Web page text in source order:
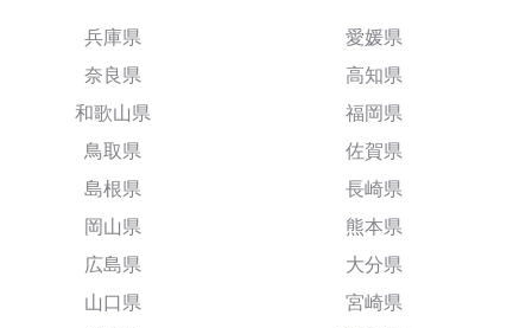
兵庫県
奈良県
和歌山県
鳥取県
島根県
岡山県
広島県
山口県
愛媛県
高知県
福岡県
佐賀県
長崎県
熊本県
大分県
宮崎県